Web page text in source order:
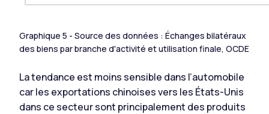
Graphique 5 - Source des données : Échanges bilatéraux
des biens par branche d'activité et utilisation finale, OCDE
La tendance est moins sensible dans l’automobile
car les exportations chinoises vers les États-Unis
dans ce secteur sont principalement des produits